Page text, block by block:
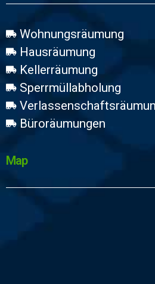
Wohnungsräumung
Hausräumung
Kellerräumung
Sperrmüllabholung
Büroräumungen
Map